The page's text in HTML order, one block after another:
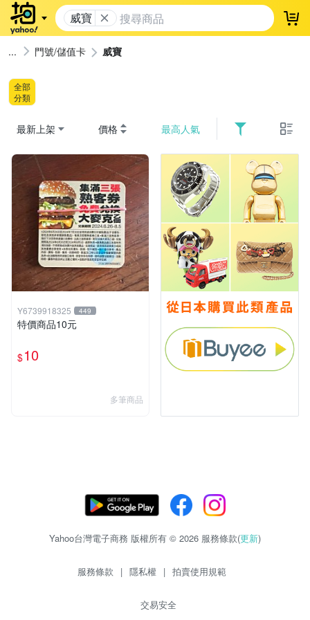
威寶 登
門號/儲值卡 威寶
全部
分類
最新上架 價格 最高人氣
Y6739918325 449
特價商品10元
$10
多筆商品
Yahoo台灣電子商務 版權所有 © 2026 服務條款(更新)
服務條款 | 隱私權 | 拍賣使用規範
交易安全